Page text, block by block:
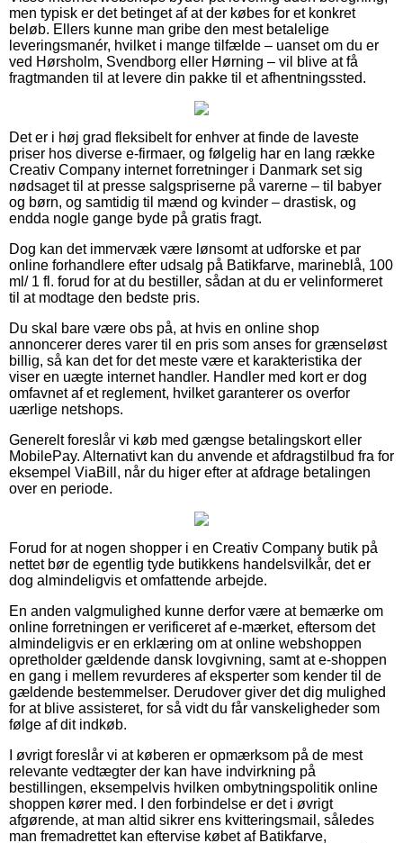
men typisk er det betinget af at der købes for et konkret
beløb. Ellers kunne man gribe den mest betalelige
leveringsmanér, hvilket i mange tilfælde – uanset om du er
ved Hørsholm, Svendborg eller Hørning – vil blive at få
fragtmanden til at levere din pakke til et afhentningssted.
Det er i høj grad fleksibelt for enhver at finde de laveste
priser hos diverse e-firmaer, og følgelig har en lang række
Creativ Company internet forretninger i Danmark set sig
nødsaget til at presse salgspriserne på varerne – til babyer
og børn, og samtidig til mænd og kvinder – drastisk, og
endda nogle gange byde på gratis fragt.
Dog kan det immervæk være lønsomt at udforske et par
online forhandlere efter udsalg på Batikfarve, marineblå, 100
ml/ 1 fl. forud for at du bestiller, sådan at du er velinformeret
til at modtage den bedste pris.
Du skal bare være obs på, at hvis en online shop
annoncerer deres varer til en pris som anses for grænseløst
billig, så kan det for det meste være et karakteristika der
viser en uægte internet handler. Handler med kort er dog
omfavnet af et reglement, hvilket garanterer os overfor
uærlige netshops.
Generelt foreslår vi køb med gængse betalingskort eller
MobilePay. Alternativt kan du anvende et afdragstilbud fra for
eksempel ViaBill, når du higer efter at afdrage betalingen
over en periode.
Forud for at nogen shopper i en Creativ Company butik på
nettet bør de egentlig tyde butikkens handelsvilkår, det er
dog almindeligvis et omfattende arbejde.
En anden valgmulighed kunne derfor være at bemærke om
online forretningen er verificeret af e-mærket, eftersom det
almindeligvis er en erklæring om at online webshoppen
opretholder gældende dansk lovgivning, samt at e-shoppen
en gang i mellem revurderes af eksperter som kender til de
gældende bestemmelser. Derudover giver det dig mulighed
for at blive assisteret, for så vidt du får vanskeligheder som
følge af dit indkøb.
I øvrigt foreslår vi at køberen er opmærksom på de mest
relevante vedtægter der kan have indvirkning på
bestillingen, eksempelvis hvilken ombytningspolitik online
shoppen kører med. I den forbindelse er det i øvrigt
afgørende, at man altid sikrer ens kvitteringsmail, således
man fremadrettet kan eftervise købet af Batikfarve,